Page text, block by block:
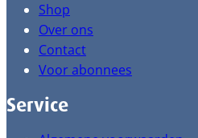
Shop
Over ons
Contact
Voor abonnees
Service